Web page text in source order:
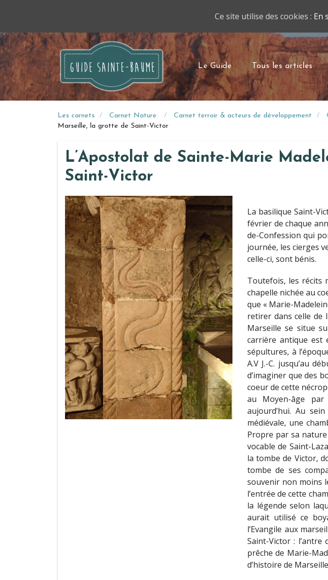
Le Guide Tous les articles
Les carnets Carnet Nature Carnet terroir & acteurs de développement
Marseille, la grotte de Saint-Victor
L’Apostolat de Sainte-Marie
Saint-Victor
La basilique Saint-
février de chaque
de-Confession qui
journée, les cierges
celle-ci, sont bénis.
Toutefois, les récits
chapelle nichée au
que « Marie-
retirer dans celle de
Marseille se situe
carrière antique est
sépultures, à
A.V J.-C. jusqu’au
d’imaginer que des
coeur de cette
au Moyen-âge par
aujourd’hui. Au
médiévale, une
Propre par sa
vocable de Saint-
la tombe de Victor,
tombe de ses
souvenir non moins
l’entrée de cette
la légende selon
aurait utilisé ce
l’Evangile aux
Saint-Victor :
prêche de Marie-
d’histoire de
Ce site utilise des cookies : En